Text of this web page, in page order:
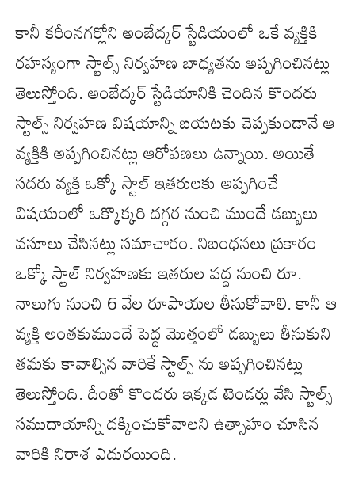
కానీ కరీంనగర్లోని అంబేద్కర్ స్టేడియంలో ఒకే వ్యక్తికి
రహస్యంగా స్టాల్స్ నిర్వహణ బాధ్యతను అప్పగించినట్లు
తెలుస్తోంది. అంబేద్కర్ స్టేడియానికి చెందిన కొందరు
స్టాల్స్ నిర్వహణ విషయాన్ని బయటకు చెప్పకుండానే ఆ
వ్యక్తికి అప్పగించినట్లు ఆరోపణలు ఉన్నాయి. అయితే
సదరు వ్యక్తి ఒక్కో స్టాల్ ఇతరులకు అప్పగించే
విషయంలో ఒక్కొక్కరి దగ్గర నుంచి ముందే డబ్బులు
వసూలు చేసినట్లు సమాచారం. నిబంధనలు ప్రకారం
ఒక్కో స్టాల్ నిర్వహణకు ఇతరుల వద్ద నుంచి రూ.
నాలుగు నుంచి 6 వేల రూపాయల తీసుకోవాలి. కానీ ఆ
వ్యక్తి అంతకుముందే పెద్ద మొత్తంలో డబ్బులు తీసుకుని
తమకు కావాల్సిన వారికే స్టాల్స్ ను అప్పగించినట్లు
తెలుస్తోంది. దీంతో కొందరు ఇక్కడ టెండర్లు వేసి స్టాల్స్
సముదాయాన్ని దక్కించుకోవాలని ఉత్సాహం చూసిన
వారికి నిరాశ ఎదురయింది.